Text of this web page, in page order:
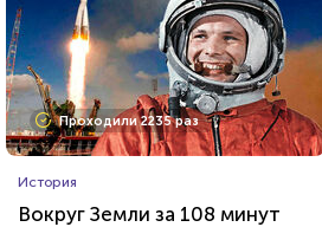
Проходили 2235 раз
История
Вокруг Земли за 108 минут